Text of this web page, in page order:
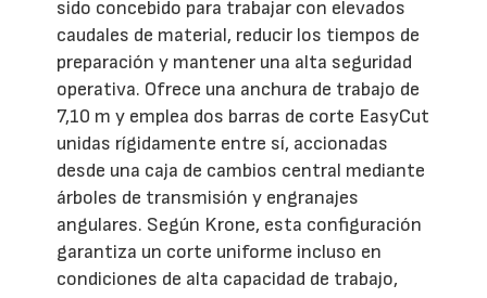
sido concebido para trabajar con elevados
caudales de material, reducir los tiempos de
preparación y mantener una alta seguridad
operativa. Ofrece una anchura de trabajo de
7,10 m y emplea dos barras de corte EasyCut
unidas rígidamente entre sí, accionadas
desde una caja de cambios central mediante
árboles de transmisión y engranajes
angulares. Según Krone, esta configuración
garantiza un corte uniforme incluso en
condiciones de alta capacidad de trabajo,